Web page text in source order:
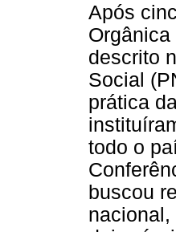
Após
descrito
Social
prática
todo o
buscou